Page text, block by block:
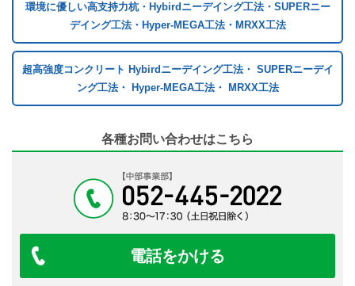
環境に優しい高支持力杭・ Hybirdニーデイング工法・ SUPERニー
デイング工法・ Hyper-MEGA工法・ MRXX工法
超高強度コンクリート Hybirdニーデイング工法・ SUPERニーデイ
ング工法・
Hyper-MEGA工法・ MRXX工法
各種お問い合わせはこちら
電話をかける